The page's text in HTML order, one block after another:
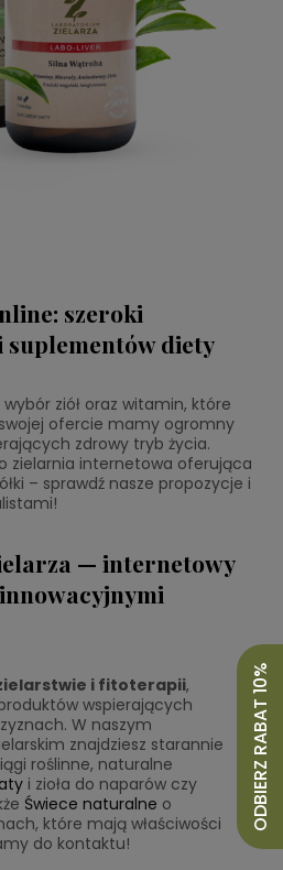
szeroki
suplementów diety
ziół oraz witamin, które
ofercie mamy ogromny
zdrowy tryb życia.
zielarnia internetowa oferująca
– sprawdź nasze propozycje i
— internetowy
i fitoterapii,
wspierających
W naszym
znajdziesz starannie
roślinne, naturalne
i zioła do naparów czy
Świece naturalne o
które mają właściwości
do kontaktu!
ODBIERZ RABAT 10%